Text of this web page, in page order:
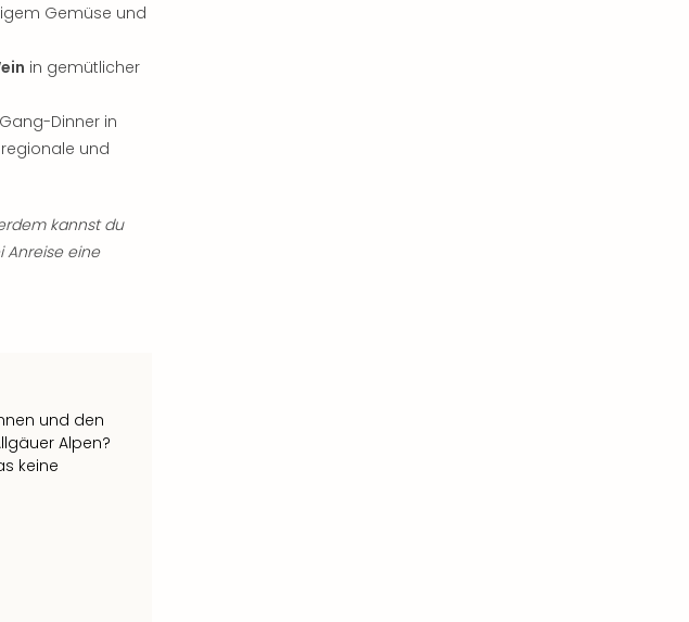
Gemüse und
in gemütlicher
Dinner in
und
kannst du
Anreise eine
und den
Alpen?
keine